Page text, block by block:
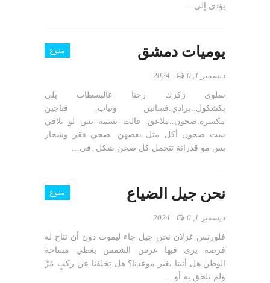
يؤدي إلى…
منوع يوميات دمشق
ديسمبر 1, 2024 0
سلوى زكزك رحنا عالبسطات يلي
بكشكول..برادي.فساتين وتياب. فناجين
مكسرة.صحون..ملاعق. قالت بسمة بس لو تلاقي
ست صحون أكل متل بعضهن. صحي فقر وشحار
بس مو قدرانة تتحمل كل صحن شكل .في…
منوع نحن جيل الضياع
ديسمبر 1, 2024 0
فلورنس غزلان نحن جيل جاء ليموت دون أن تتاح له
فرصة يرى فيها عرس الشمس يغطي مساحة
الوطن.هل أتينا بغير موعدنا؟ هل تخلفنا عن ركبٍ مَرَّ
ولم نلحق به أو…